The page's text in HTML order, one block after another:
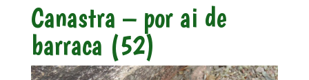
Canastra – por ai de
barraca (52)